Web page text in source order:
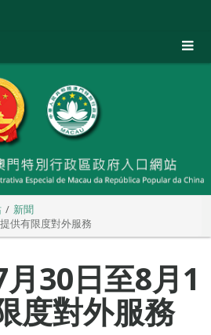
新聞
供有限度對外服務
30日至8月1
度對外服務